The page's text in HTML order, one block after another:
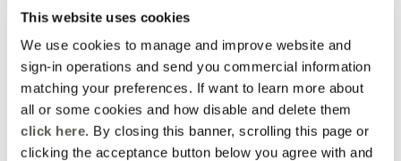
This website uses cookies
We use cookies to manage and improve website and
sign-in operations and send you commercial information
matching your preferences. If want to learn more about
all or some cookies and how disable and delete them
click here. By closing this banner, scrolling this page or
clicking the acceptance button below you agree with and
2025-09-19
Giorgia Misiano
rarità!